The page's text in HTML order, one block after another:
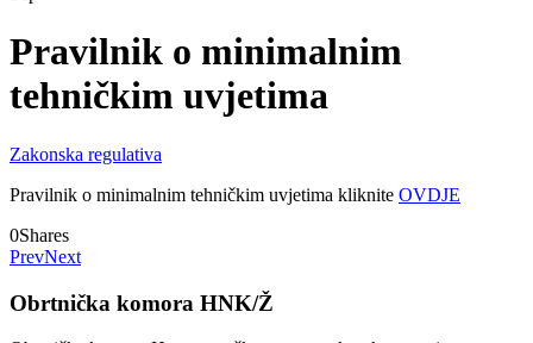
Pravilnik o minimalnim
tehničkim uvjetima
Zakonska regulativa
Pravilnik o minimalnim tehničkim uvjetima kliknite OVDJE
0Shares
PrevNext
Obrtnička komora HNK/Ž